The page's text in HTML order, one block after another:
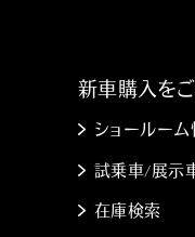
新車購入を
ショールーム
試乗車/展示
在庫検索